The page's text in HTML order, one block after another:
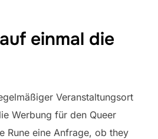
einmal die
Veranstaltungsort
Werbung für den Queer
Rune eine Anfrage, ob they